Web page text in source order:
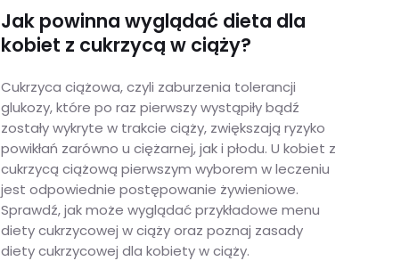
Jak powinna wyglądać dieta dla
kobiet z cukrzycą w ciąży?
Cukrzyca ciążowa, czyli zaburzenia tolerancji
glukozy, które po raz pierwszy wystąpiły bądź
zostały wykryte w trakcie ciąży, zwiększają ryzyko
powikłań zarówno u ciężarnej, jak i płodu. U kobiet z
cukrzycą ciążową pierwszym wyborem w leczeniu
jest odpowiednie postępowanie żywieniowe.
Sprawdź, jak może wyglądać przykładowe menu
diety cukrzycowej w ciąży oraz poznaj zasady
diety cukrzycowej dla kobiety w ciąży.